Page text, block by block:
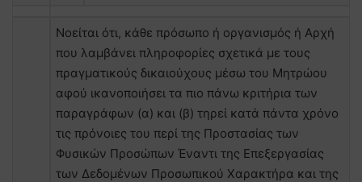
Νοείται ότι, κάθε πρόσωπο ή οργανισμός ή Αρχή
που λαμβάνει πληροφορίες σχετικά με τους
πραγματικούς δικαιούχους μέσω του Μητρώου
αφού ικανοποιήσει τα πιο πάνω κριτήρια των
παραγράφων (α) και (β) τηρεί κατά πάντα χρόνο
τις πρόνοιες του περί της Προστασίας των
Φυσικών Προσώπων Έναντι της Επεξεργασίας
των Δεδομένων Προσωπικού Χαρακτήρα και της